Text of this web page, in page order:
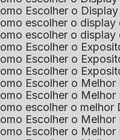
Como Escolher o
Como escolher o
Como escolher o
Como Escolher o
Como Escolher o
Como Escolher o
Como Escolher o
Como Escolher o
Como escolher o
Como Escolher o
Como Escolher o